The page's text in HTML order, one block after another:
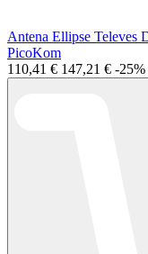
Antena Ellipse Televes
PicoKom
110,41 € 147,21 € -25%